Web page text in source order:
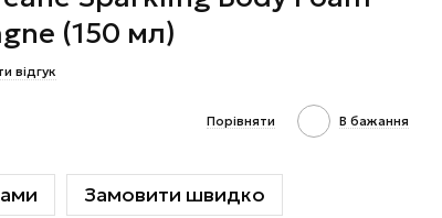
(150 мл)
відгук
Порівняти В бажання
Замовити швидко